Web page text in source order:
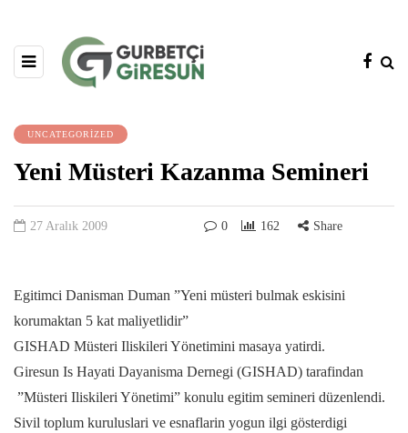
UNCATEGORIZED
Yeni Müsteri Kazanma Semineri
27 Aralık 2009 0 162 Share
Egitimci Danisman Duman ”Yeni müsteri bulmak eskisini
korumaktan 5 kat maliyetlidir”
GISHAD Müsteri Iliskileri Yönetimini masaya yatirdi.
Giresun Is Hayati Dayanisma Dernegi (GISHAD) tarafindan
”Müsteri Iliskileri Yönetimi” konulu egitim semineri düzenlendi.
Sivil toplum kuruluslari ve esnaflarin yogun ilgi gösterdigi